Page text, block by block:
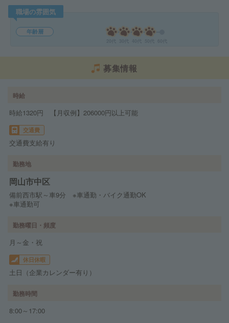
職場の雰囲気
年齢層
募集情報
時給
時給1320円 【月収例】206000円以上可能
交通費
交通費支給有り
勤務地
岡山市中区
備前西市駅～車9分 ※車通勤・バイク通勤OK
※車通勤可
勤務曜日・頻度
月～金・祝
休日休暇
土日（企業カレンダー有り）
勤務時間
8:00～17:00